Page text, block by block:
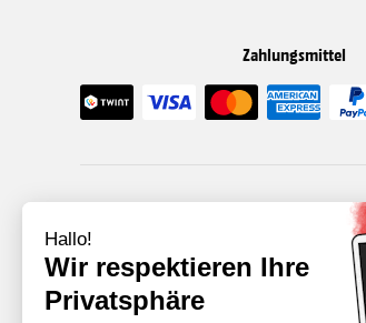
Zahlungsmittel
Smartphones